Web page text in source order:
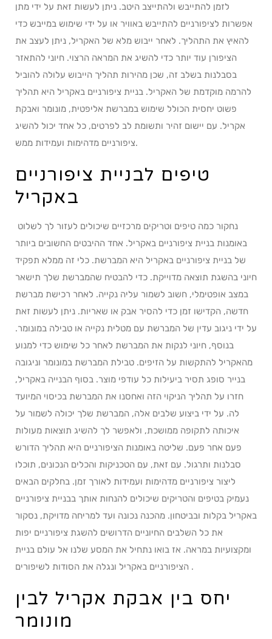
לזמן להתייבש ולהתייצב היטב. ניתן לעשות זאת על ידי מתן
אפשרות לציפורניים להתייבש באוויר או על ידי שימוש במייבש כדי
להאיץ את התהליך. לאחר ייבוש מלא של האקריל, ניתן לעצב את
הציפורן עוד יותר כדי להשיג את המראה הרצוי. חיוני להתאזר
בסבלנות בשלב זה, שכן מהירות תהליך הייבוש עלולה להוביל
להרמה מוקדמת של האקריל. בניית ציפורניים באקריל היא תהליך
פשוט יחסית הכולל שימוש במברשת אליפטית, מונומר ואבקת
אקריל. עם יישום זהיר ותשומת לב לפרטים, כל אחד יכול להשיג
ציפורניים מדהימות ועמידות ממש.
טיפים לבניית ציפורניים
באקריל
באומנות בניית ציפורניים באקריל. אחד ההיבטים החשובים ביותר
של בניית ציפורניים באקריל היא המברשת. כלי זה ממלא תפקיד
חיוני בהשגת תוצאה מדוייקת. כדי להבטיח שהמברשת שלך תישאר
במצב אופטימלי, חשוב לשמור עליה נקייה. לאחר רכישת מברשת
חדשה, הקדישו זמן כדי להסיר אבק או שאריות. ניתן לעשות זאת
על ידי ניגוב עדין של המברשת עם מטלית נקייה או טבילה במונומר.
בנוסף, חיוני לנקות את המברשת לאחר כל שימוש כדי למנוע
מהאקריל להתקשות על הזיפים. טבילת המברשת במונומר וניגובה
בנייר סופג תסיר ביעילות כל עודפי מוצר. בסוף הבנייה באקריל,
חזרו על תהליך הניקוי הזה ואחסנו את המברשת בכיסוי המיועד
לה. על ידי ביצוע שלבים אלה, המברשת שלך יכולה לשמור על
איכותה לתקופה ממושכת, ולאפשר לך להשיג תוצאות מעולות
פעם אחר פעם. שליטה באומנות הציפורניים היא תהליך הדורש
סבלנות ותרגול. עם זאת, עם הטכניקות והכלים הנכונים, תוכלו
ליצור ציפורניים מדהימות ועמידות לאורך זמן. בחלקים הבאים
נעמיק בטיפים והטריקים שיכולים להנחות אותך בבניית ציפורניים
באקריל בקלות ובביטחון. מהכנה נכונה ועד למריחה מדויקת, נסקור
את כל השלבים החיוניים הדרושים להשגת ציפורניים יפות
ומקצועיות במראה. אז בואו נתחיל את המסע שלנו אל עולם בניית
הציפורניים באקריל ונגלה את הסודות לשיפורים .
יחס בין אבקת אקריל לבין
מונומר